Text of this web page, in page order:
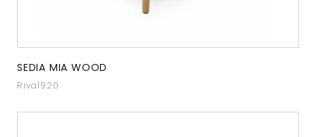
SEDIA MIA WOOD
Riva1920